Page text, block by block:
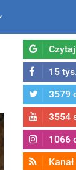
15
3579
3554
1066